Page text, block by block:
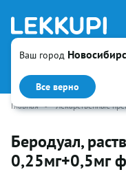
Ваш город
Все верно
Искать
Главная • Лекарственные
Беродуал,
0,25мг+0,5мг